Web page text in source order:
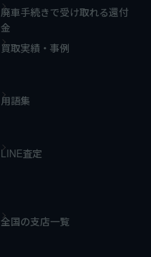
廃車手続きで受け取れる還付
金
買取実績・事例
用語集
LINE査定
全国の支店一覧